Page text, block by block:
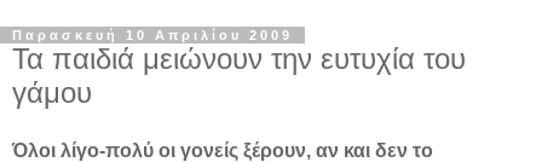
Παρασκευή 10 Απριλίου 2009
Τα παιδιά μειώνουν την ευτυχία του
γάμου
Όλοι λίγο-πολύ οι γονείς ξέρουν, αν και δεν το